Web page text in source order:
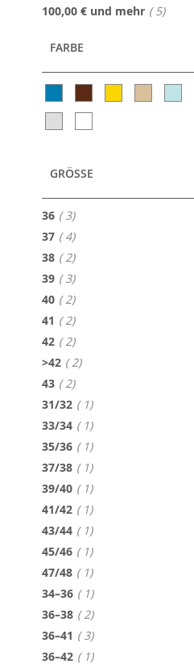
100,00 € und mehr 5Artikel
FARBE
GRÖSSE
36 3Artikel
37 4Artikel
38 2Artikel
39 3Artikel
40 2Artikel
41 2Artikel
42 2Artikel
>42 2Artikel
43 2Artikel
31/32 1Artikel
33/34 1Artikel
35/36 1Artikel
37/38 1Artikel
39/40 1Artikel
41/42 1Artikel
43/44 1Artikel
45/46 1Artikel
47/48 1Artikel
34–36 1Artikel
36–38 2Artikel
36–41 3Artikel
36–42 1Artikel